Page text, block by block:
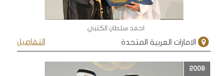
احمد سلطان الكتبي
التفاصيل الامارات العربية المتحدة
2009